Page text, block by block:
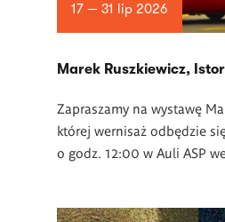
17 — 31 lip 2026
Marek Ruszkiewicz,
Zapraszamy na wystawę
której wernisaż odbędzie
o godz. 12:00 w Auli ASP